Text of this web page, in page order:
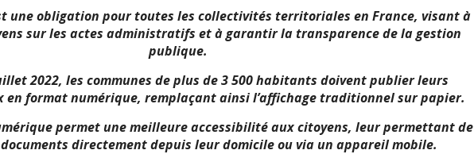
une obligation pour toutes les collectivités territoriales en France, visant à
sur les actes administratifs et à garantir la transparence de la gestion
publique.
2022, les communes de plus de 3 500 habitants doivent publier leurs
en format numérique, remplaçant ainsi l’affichage traditionnel sur papier.
permet une meilleure accessibilité aux citoyens, leur permettant de
directement depuis leur domicile ou via un appareil mobile.